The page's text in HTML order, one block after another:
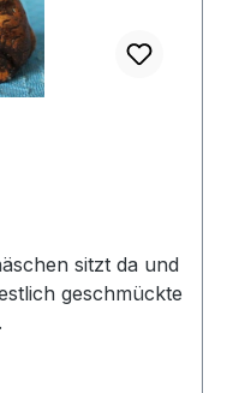
sitzt da und
geschmückte